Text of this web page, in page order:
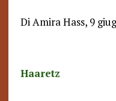
Di Amira Hass, 9
Haaretz